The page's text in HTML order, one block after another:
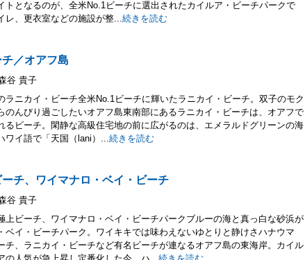
トとなるのが、全米No.1ビーチに選出されたカイルア・ビーチパークで
レ、更衣室などの施設が整...続きを読む
／オアフ島
谷 貴子
ラニカイ・ビーチ全米No.1ビーチに輝いたラニカイ・ビーチ。双子のモク
のんびり過ごしたいオアフ島東南部にあるラニカイ・ビーチは、オアフで
るビーチ。閑静な高級住宅地の前に広がるのは、エメラルドグリーンの海
ワイ語で「天国（lani）...続きを読む
チ、ワイマナロ・ベイ・ビーチ
谷 貴子
上ビーチ、ワイマナロ・ベイ・ビーチパークブルーの海と真っ白な砂浜が
ベイ・ビーチパーク。ワイキキでは味わえないゆとりと静けさハナウマ
チ、ラニカイ・ビーチなど有名ビーチが連なるオアフ島の東海岸。カイル